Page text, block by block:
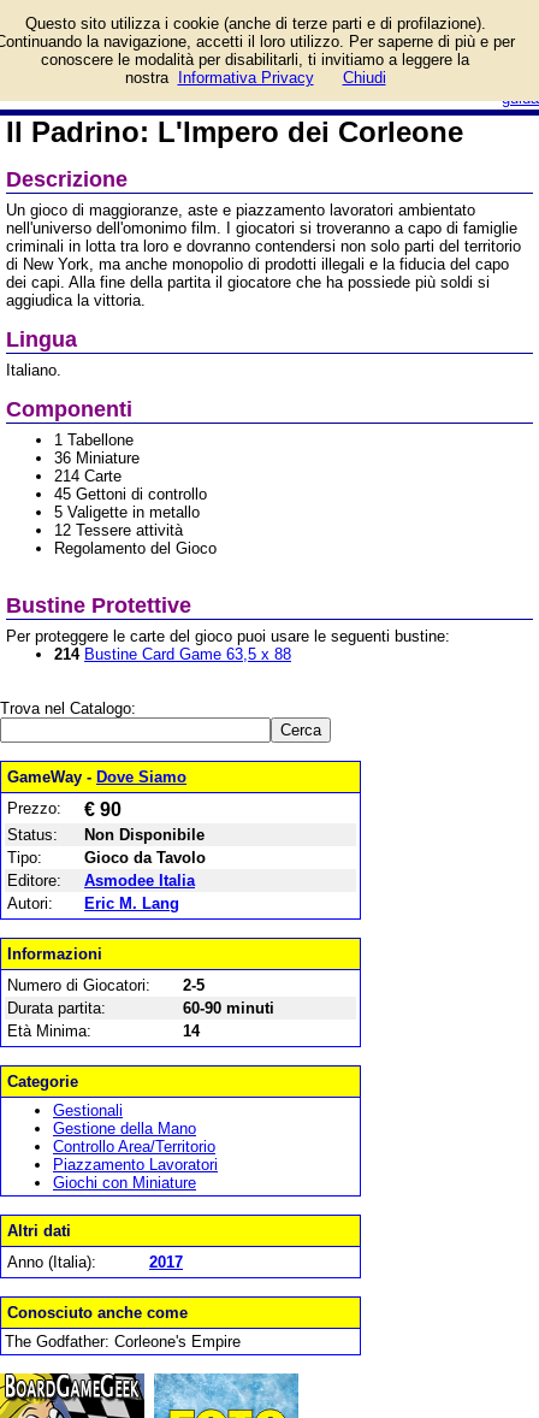
guida
L'Impero dei Corleone e
prezzo di vendita.
Prodotto da Asmodee Italia
Il Padrino: L'Impero dei Corleone
Descrizione
Un gioco di maggioranze, aste e piazzamento lavoratori ambientato
nell'universo dell'omonimo film. I giocatori si troveranno a capo di famiglie
criminali in lotta tra loro e dovranno contendersi non solo parti del territorio
di New York, ma anche monopolio di prodotti illegali e la fiducia del capo
dei capi. Alla fine della partita il giocatore che ha possiede più soldi si
aggiudica la vittoria.
Lingua
Italiano.
Componenti
1 Tabellone
36 Miniature
214 Carte
45 Gettoni di controllo
5 Valigette in metallo
12 Tessere attività
Regolamento del Gioco
Bustine Protettive
Per proteggere le carte del gioco puoi usare le seguenti bustine:
214 Bustine Card Game 63,5 x 88
Trova nel Catalogo:
GameWay - Dove Siamo
Prezzo:
€ 90
Status:
Non Disponibile
Tipo:
Gioco da Tavolo
Editore:
Asmodee Italia
Autori:
Eric M. Lang
Informazioni
Numero di Giocatori:
2-5
Durata partita:
60-90 minuti
Età Minima:
14
Categorie
Gestionali
Gestione della Mano
Controllo Area/Territorio
Piazzamento Lavoratori
Giochi con Miniature
Altri dati
Anno (Italia):
2017
Conosciuto anche come
The Godfather: Corleone's Empire
Questo sito utilizza i cookie (anche di terze parti e di profilazione).
la navigazione, accetti il loro utilizzo. Per saperne di più e per
conoscere le modalità per disabilitarli, ti invitiamo a leggere la
nostra
Informativa Privacy Chiudi